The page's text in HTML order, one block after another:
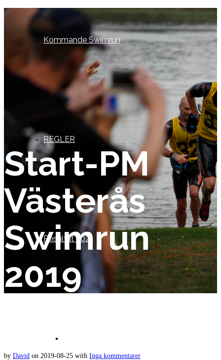
Kommande Swimrun
REGLER
Resultat 2021
Start-PM
Västerås
Swimrun
2019
by David on 2019-08-25 with Inga kommentarer